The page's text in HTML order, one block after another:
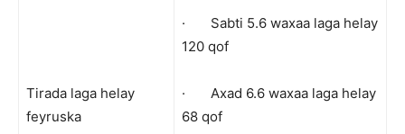
Tirada laga helay
feyruska
· Sabti 5.6 waxaa laga helay
120 qof
· Axad 6.6 waxaa laga helay
68 qof